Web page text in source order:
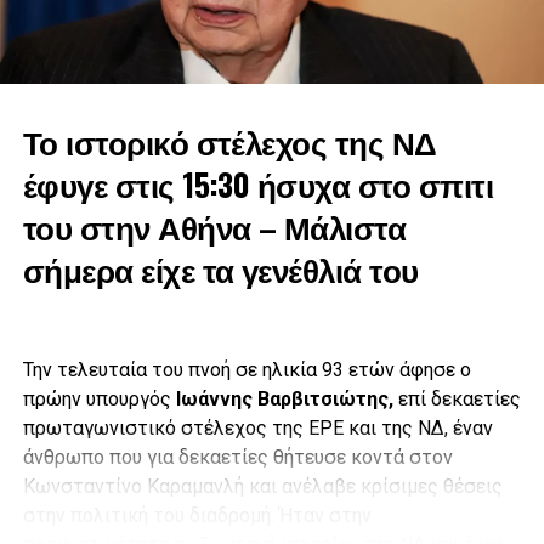
και ήταν παρών σε όποια μάχη και αν χρειάστηκε να
δώσει. Με ξεχωριστή την αναθεώρηση του Συντάγματος
του 1961», είπε και μοιράστηκε και προσωπικές ιστορίες
Το ιστορικό στέλεχος της ΝΔ
έφυγε στις 15:30 ήσυχα στο σπιτι
του στην Αθήνα – Μάλιστα
σήμερα είχε τα γενέθλιά του
Την τελευταία του πνοή σε ηλικία 93 ετών άφησε ο
πρώην υπουργός Ιωάννης Βαρβιτσιώτης,επί δεκαετίες
πρωταγωνιστικό στέλεχος της ΕΡΕ και της ΝΔ, έναν
άνθρωπο που για δεκαετίες θήτευσε κοντά στον
Κωνσταντίνο Καραμανλή και ανέλαβε κρίσιμες θέσεις